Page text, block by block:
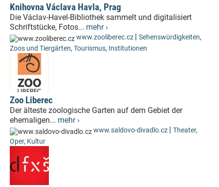
Knihovna Václava Havla, Prag
Die Václav-Havel-Bibliothek sammelt und digitalisiert
Schriftstücke, Fotos... mehr ›
www.zooliberec.cz | Sehenswürdigkeiten,
Zoos und Tiergärten, Tourismus, Institutionen
Zoo Liberec
Der älteste zoologische Garten auf dem Gebiet der
ehemaligen... mehr ›
www.saldovo-divadlo.cz | Theater,
Oper, Kultur